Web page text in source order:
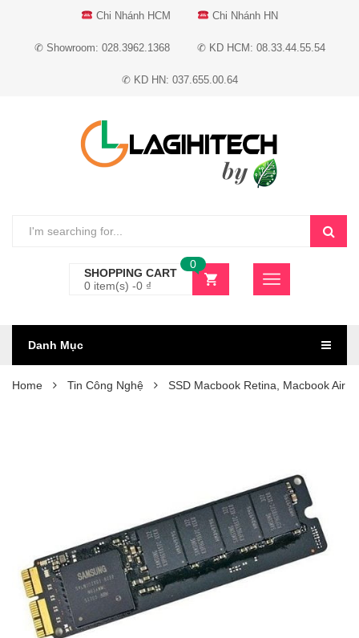
Chi Nhánh HCM Chi Nhánh HN
✆ Showroom: 028.3962.1368 ✆ KD HCM: 08.33.44.55.54
✆ KD HN: 037.655.00.64
SHOPPING CART
0 item(s) -0 ₫
0
Danh Mục
Home Tin Công Nghệ SSD Macbook Retina, Macbook Air